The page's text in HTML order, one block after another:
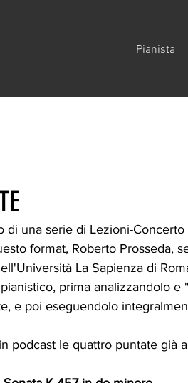
Pianista
di una serie di Lezioni-
format, Roberto Prosseda,
La Sapienza di
prima analizzandolo e
e poi eseguendolo
podcast le quattro puntate già